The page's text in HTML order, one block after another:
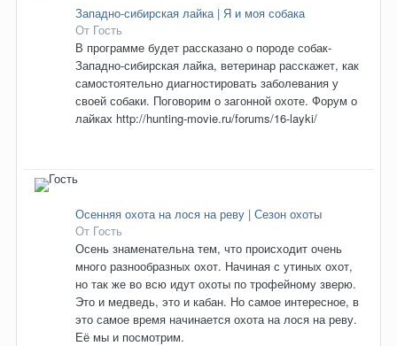
Западно-сибирская лайка | Я и моя собака
От Гость
В программе будет рассказано о породе собак-
Западно-сибирская лайка, ветеринар расскажет, как
самостоятельно диагностировать заболевания у
своей собаки. Поговорим о загонной охоте. Форум о
лайках http://hunting-movie.ru/forums/16-layki/
Осенняя охота на лося на реву | Сезон охоты
От Гость
Осень знаменательна тем, что происходит очень
много разнообразных охот. Начиная с утиных охот,
но так же во всю идут охоты по трофейному зверю.
Это и медведь, это и кабан. Но самое интересное, в
это самое время начинается охота на лося на реву.
Её мы и посмотрим.